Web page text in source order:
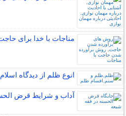
مناجات با خدا برای
انوع ظلم از دیدگاه اسلام
آداب و شرایط قرض